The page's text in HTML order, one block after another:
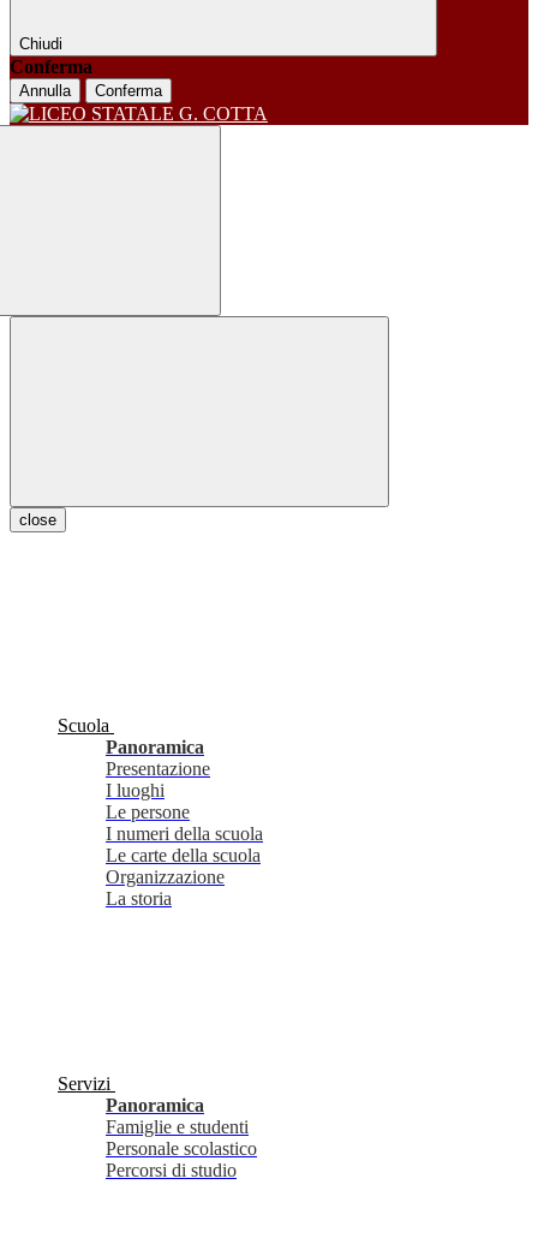
Chiudi
Conferma
Annulla Conferma
close
Scuola
Panoramica
Presentazione
I luoghi
Le persone
I numeri della scuola
Le carte della scuola
Organizzazione
La storia
Servizi
Panoramica
Famiglie e studenti
Personale scolastico
Percorsi di studio